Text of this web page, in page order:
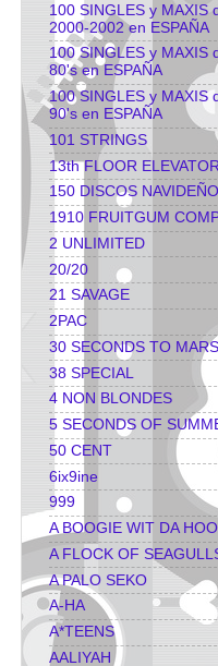
100 SINGLES y MAXIS
2000-2002 en ESPAÑA
100 SINGLES y MAXIS
80's en ESPAÑA
100 SINGLES y MAXIS
90's en ESPAÑA
101 STRINGS
13th FLOOR
150 DISCOS
1910 FRUITGUM
2 UNLIMITED
20/20
21 SAVAGE
2PAC
30 SECONDS TO MARS
38 SPECIAL
4 NON BLONDES
5 SECONDS OF
50 CENT
6ix9ine
999
A BOOGIE WIT DA
A FLOCK OF
A PALO SEKO
A-HA
A*TEENS
AALIYAH